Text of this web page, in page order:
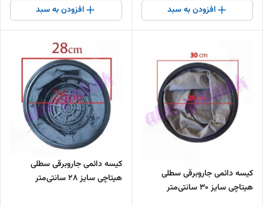
افزودن به سبد افزودن به سبد
کیسه دائمی جاروبرقی سطلی
هیتاچی سایز 30 سانتی‌متر
کیسه دائمی جاروبرقی سطلی
هیتاچی سایز 28 سانتی‌متر